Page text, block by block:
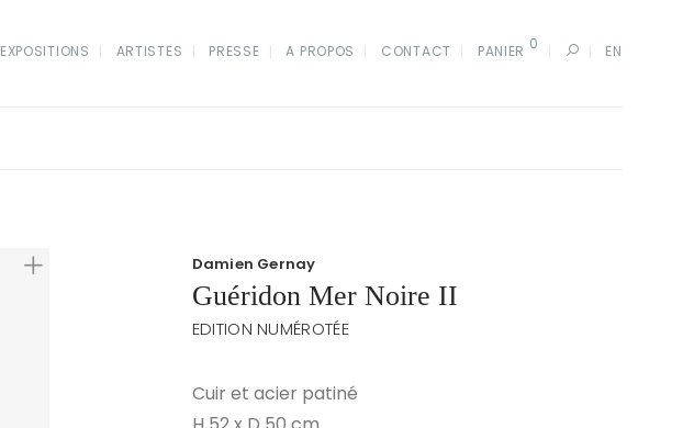
EXPOSITIONS ARTISTES PRESSE A PROPOS CONTACT PANIER 0 EN
Damien Gernay
Guéridon Mer Noire II
EDITION NUMÉROTÉE
Cuir et acier patiné